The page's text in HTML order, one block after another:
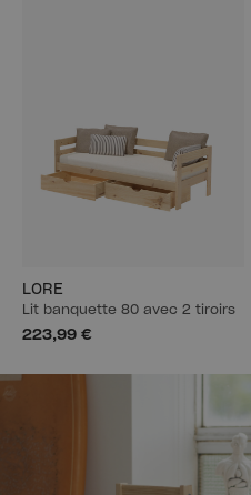
LORE
Lit banquette 80 avec 2 tiroirs
223,99 €